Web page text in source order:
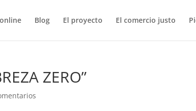
Blog El proyecto El comercio justo
ZERO”